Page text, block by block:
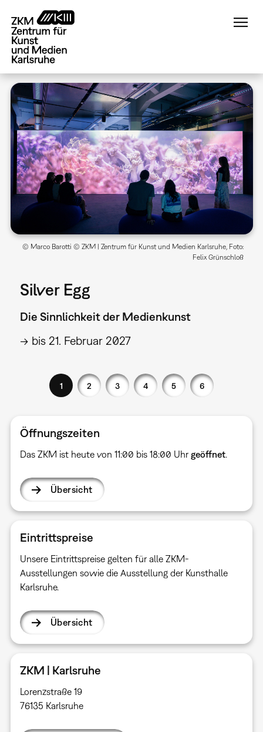
zum
Inhalt
© Marco Barotti © ZKM | Zentrum für Kunst und Medien Karlsruhe, Foto:
Felix Grünschloß
Silver Egg
Die Sinnlichkeit der Medienkunst
→ bis 21. Februar 2027
1 2 3 4 5 6
Öffnungszeiten
Das ZKM ist heute von 11:00 bis 18:00 Uhr geöffnet.
Übersicht
Eintrittspreise
Unsere Eintrittspreise gelten für alle ZKM-
Ausstellungen sowie die Ausstellung der Kunsthalle
Karlsruhe.
Übersicht
ZKM | Karlsruhe
Lorenzstraße 19
76135 Karlsruhe